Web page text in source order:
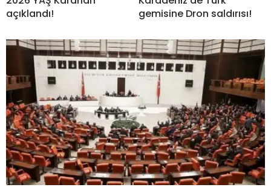
açıklandı!
gemisine Dron saldırısı!